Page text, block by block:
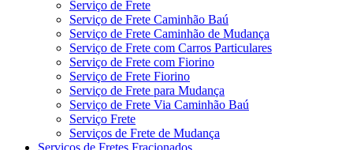
Serviço de Frete
Serviço de Frete Caminhão Baú
Serviço de Frete Caminhão de Mudança
Serviço de Frete com Carros Particulares
Serviço de Frete com Fiorino
Serviço de Frete Fiorino
Serviço de Frete para Mudança
Serviço de Frete Via Caminhão Baú
Serviço Frete
Serviços de Frete de Mudança
Serviços de Fretes Fracionados